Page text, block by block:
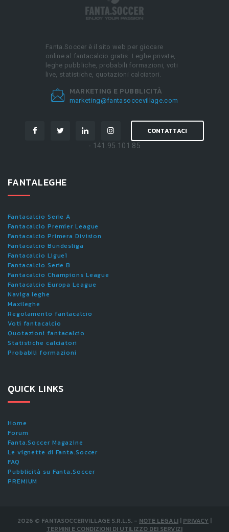
Fanta.Soccer è il sito web per giocare
online al fantacalcio gratis. Leghe private,
leghe pubbliche, probabili formazioni, voti
live, statistiche, quotazioni calciatori.
MARKETING E PUBBLICITÀ
marketing@fantasoccevillage.com
CONTATTACI
- 141.95.101.85
FANTALEGHE
Fantacalcio Serie A
Fantacalcio Premier League
Fantacalcio Primera Division
Fantacalcio Bundesliga
Fantacalcio Ligue1
Fantacalcio Serie B
Fantacalcio Champions League
Fantacalcio Europa League
Naviga leghe
Maxileghe
Regolamento fantacalcio
Voti fantacalcio
Quotazioni fantacalcio
Statistiche calciatori
Probabili formazioni
QUICK LINKS
Home
Forum
Fanta.Soccer Magazine
Le vignette di Fanta.Soccer
FAQ
Pubblicità su Fanta.Soccer
PREMIUM
2026 © FANTASOCCERVILLAGE S.R.L.S. - NOTE LEGALI | PRIVACY |
TERMINI E CONDIZIONI DI UTILIZZO DEI SERVIZI